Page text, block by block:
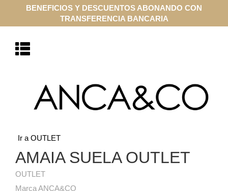
BENEFICIOS Y DESCUENTOS ABONANDO CON
TRANSFERENCIA BANCARIA
Ir a OUTLET
AMAIA SUELA OUTLET
OUTLET
Marca ANCA&CO